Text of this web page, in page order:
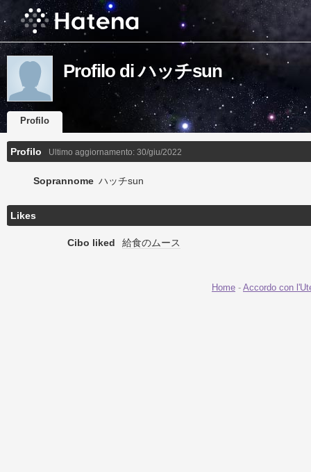
Profilo di ハッチsun
Profilo
Profilo Ultimo aggiornamento: 30/giu/2022
Soprannome ハッチsun
Likes
Cibo liked 給食のムース
Home - Accordo con